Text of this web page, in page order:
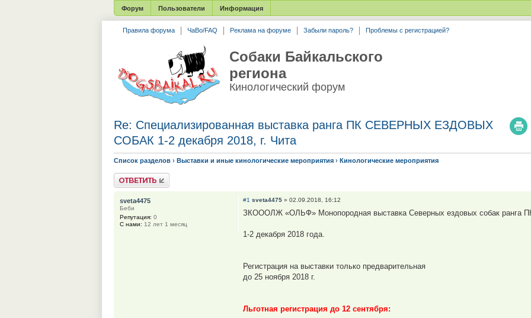
Форум Пользователи Информация
Правила форума ЧаВо/FAQ Реклама на форуме Забыли пароль? Проблемы с регистрацией?
Собаки Байкальского
региона
Кинологический форум
Re: Специализированная выставка ранга ПК СЕВЕРНЫХ ЕЗДОВЫХ
СОБАК 1-2 декабря 2018, г. Чита
Список разделов › Выставки и иные кинологические мероприятия › Кинологические мероприятия
Ответить
#1 sveta4475 » 02.09.2018, 16:12
ЗКОООЛЖ «ОЛЬФ» Монопородная выставка Северных ездовых собак ранга
1-2 декабря 2018 года.
Регистрация на выставки только предварительная
до 25 ноября 2018 г.
Льготная регистрация до 12 сентября:
sveta4475
Беби
Репутация: 0
С нами: 12 лет 1 месяц